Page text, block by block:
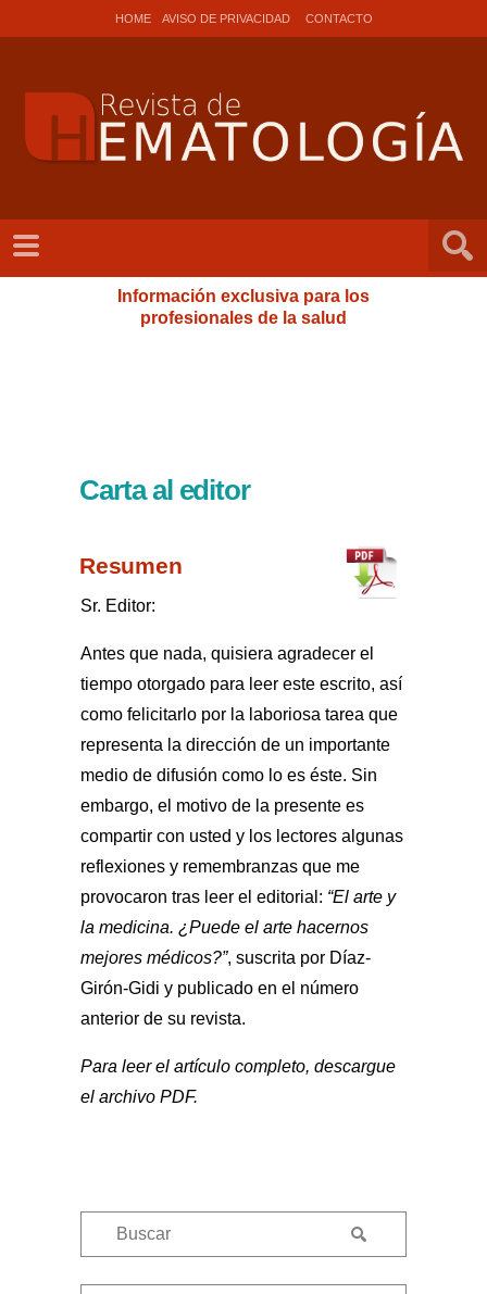
HOME AVISO DE PRIVACIDAD CONTACTO
Información exclusiva para los
profesionales de la salud
Carta al editor
Resumen
Sr. Editor:
Antes que nada, quisiera agradecer el
tiempo otorgado para leer este escrito, así
como felicitarlo por la laboriosa tarea que
representa la dirección de un importante
medio de difusión como lo es éste. Sin
embargo, el motivo de la presente es
compartir con usted y los lectores algunas
reflexiones y remembranzas que me
provocaron tras leer el editorial: “El arte y
la medicina. ¿Puede el arte hacernos
mejores médicos?”, suscrita por Díaz-
Girón-Gidi y publicado en el número
anterior de su revista.
Para leer el artículo completo, descargue
el archivo PDF.